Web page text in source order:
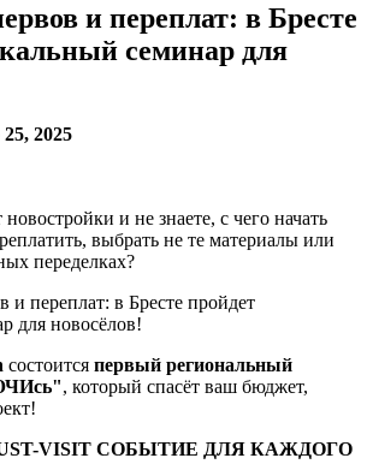
и переплат: в Бресте
семинар для
2025
и не знаете, с чего начать
выбрать не те материалы или
переделках?
состоится первый региональный
, который спасёт ваш бюджет,
VISIT СОБЫТИЕ ДЛЯ КАЖДОГО